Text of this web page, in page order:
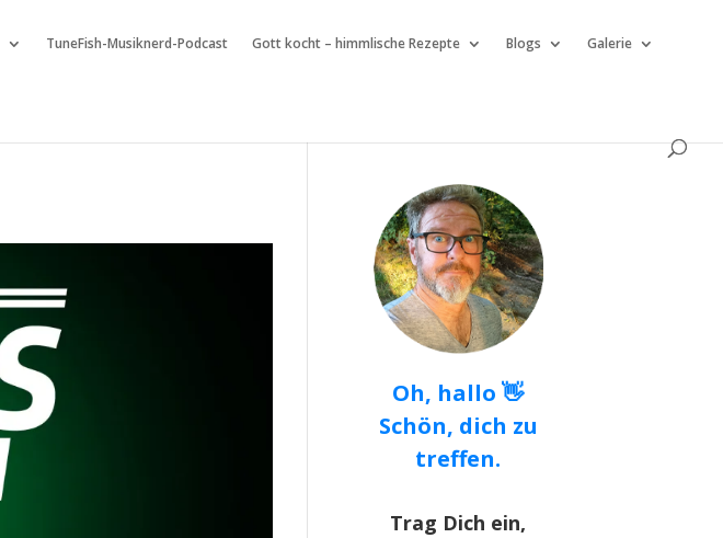
TuneFish-Musiknerd-Podcast Gott kocht – himmlische Rezepte Blogs Galerie
Oh, hallo 👋
Schön, dich zu
treffen.
Trag Dich ein,